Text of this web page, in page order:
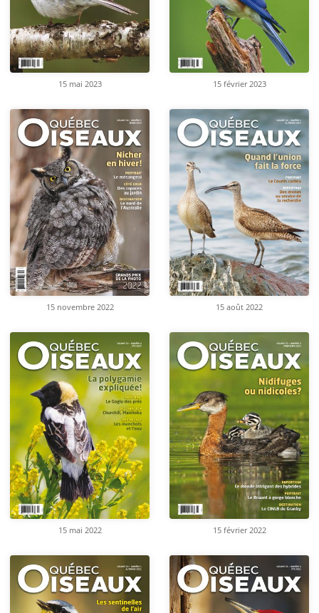
15 mai 2023 15 février 2023
15 novembre 2022 15 août 2022
15 mai 2022 15 février 2022